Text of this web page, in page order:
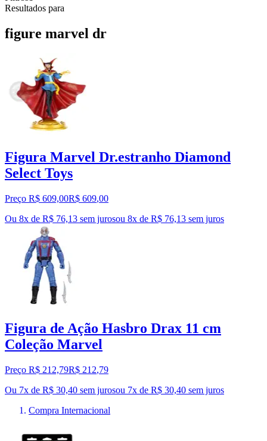
Resultados para
figure marvel dr
Figura Marvel Dr.estranho Diamond
Select Toys
Preço R$ 609,00R$ 609,00
Ou 8x de R$ 76,13 sem jurosou 8x de R$ 76,13 sem juros
Figura de Ação Hasbro Drax 11 cm
Coleção Marvel
Preço R$ 212,79R$ 212,79
Ou 7x de R$ 30,40 sem jurosou 7x de R$ 30,40 sem juros
Compra Internacional